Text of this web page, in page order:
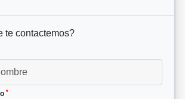
te contactemos?
*